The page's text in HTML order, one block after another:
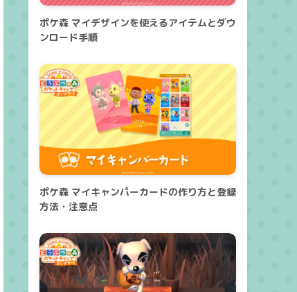
ポケ森 マイデザインを使えるアイテムとダウ
ンロード手順
ポケ森 マイキャンパーカードの作り方と登録
方法・注意点